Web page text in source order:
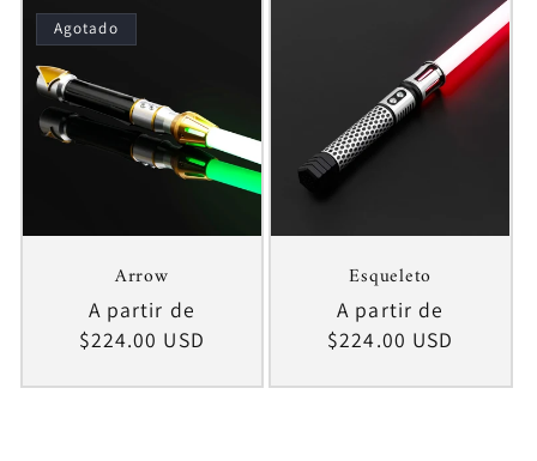
Agotado
Arrow
Precio
habitual
A partir de
$224.00 USD
Esqueleto
Precio
habitual
A partir de
$224.00 USD